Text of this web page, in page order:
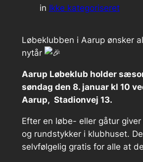
in Ikke kategoriseret
Løbeklubben i Aarup ønsker
nytår
Aarup Løbeklub holder
søndag den 8. januar kl 10
Aarup, Stadionvej 13.
Efter en løbe- eller gåtur
og rundstykker i klubhuset.
selvfølgelig gratis for alle at